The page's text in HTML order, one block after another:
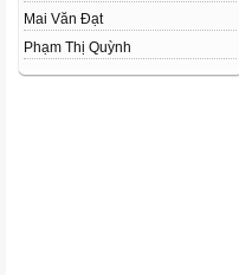
Mai Văn Đạt
Phạm Thị Quỳnh